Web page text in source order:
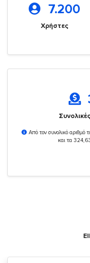
7.200
Χρήστες
Από τον συνολικό
και τα